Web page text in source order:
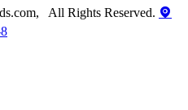
All Rights Reserved.